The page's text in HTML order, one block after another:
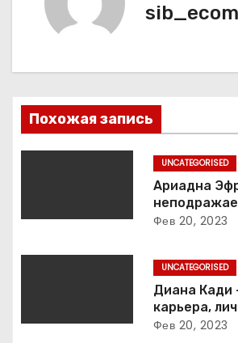
п
о
а
п
с
Похожая запись
UNCATEGORISED
Ариадна
вокзальное
оценочно-
известной
поэтессы
Фев 20, 2023
UNCATEGORISED
Диана Кади
карьера,
актуальная
Фев 20, 2023